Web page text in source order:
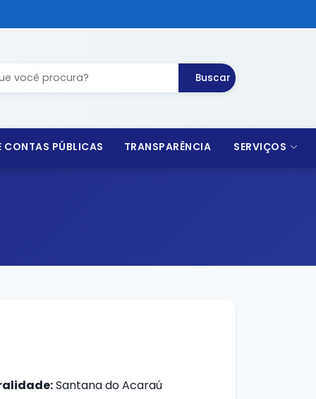
Buscar
CONTAS PÚBLICAS TRANSPARÊNCIA SERVIÇOS
Santana do Acaraú